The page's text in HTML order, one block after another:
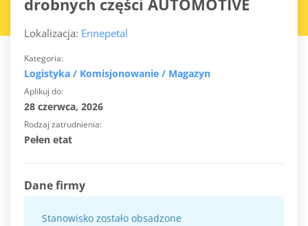
Lokalizacja: Ennepetal
Kategoria
Logistyka / Komisjonowanie / Magazyn
Aplikuj do
28 czerwca, 2026
Rodzaj zatrudnienia
Pełen etat
Dane firmy
Stanowisko zostało obsadzone